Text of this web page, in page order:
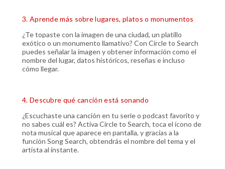
3. Aprende más sobre lugares, platos o monumentos
¿Te topaste con la imagen de una ciudad, un platillo
exótico o un monumento llamativo? Con Circle to Search
puedes señalar la imagen y obtener información como el
nombre del lugar, datos históricos, reseñas e incluso
cómo llegar.
4. Descubre qué canción está sonando
¿Escuchaste una canción en tu serie o podcast favorito y
no sabes cuál es? Activa Circle to Search, toca el ícono de
nota musical que aparece en pantalla, y gracias a la
función Song Search, obtendrás el nombre del tema y el
artista al instante.